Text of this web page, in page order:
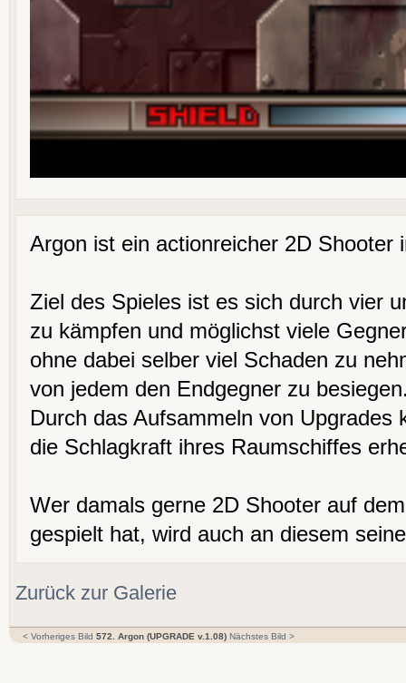
Argon ist ein actionreicher 2D Shooter
Ziel des Spieles ist es sich durch vier
zu kämpfen und möglichst viele
ohne dabei selber viel Schaden zu
von jedem den Endgegner zu
Durch das Aufsammeln von Upgrades
die Schlagkraft ihres Raumschiffes
Wer damals gerne 2D Shooter auf
gespielt hat, wird auch an diesem
Zurück zur Galerie
< Vorheriges Bild 572. Argon (UPGRADE v.1.08) Nächstes Bild >